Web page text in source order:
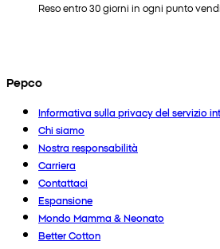
Reso entro 30 giorni in ogni punto
Pepco
Informativa sulla privacy del servizio
Chi siamo
Nostra responsabilità
Carriera
Contattaci
Espansione
Mondo Mamma & Neonato
Better Cotton